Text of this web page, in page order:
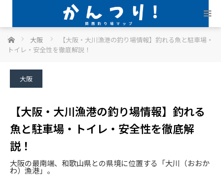
ホーム 大阪
【大阪・大川漁港の釣り場情報】釣れる魚と駐車場・
トイレ・安全性を徹底解説！
大阪
【大阪・大川漁港の釣り場情報】釣れる
魚と駐車場・トイレ・安全性を徹底解
説！
大阪の最南端、和歌山県との県境に位置する「大川（おおか
わ）漁港」。